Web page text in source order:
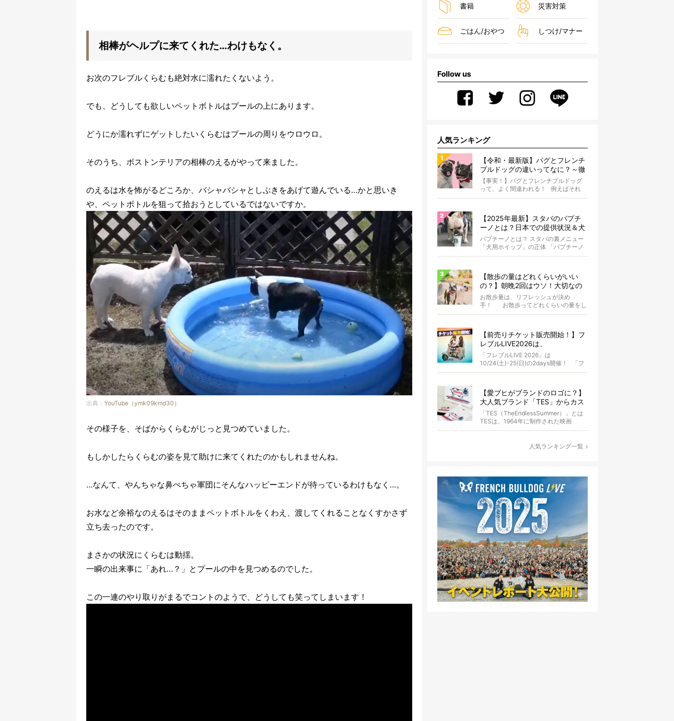
相棒がヘルプに来てくれた…わけもなく。
お次のフレブルくらむも絶対水に濡れたくないよう。
でも、どうしても欲しいペットボトルはプールの上にあります。
どうにか濡れずにゲットしたいくらむはプールの周りをウロウロ。
そのうち、ボストンテリアの相棒のえるがやって来ました。
のえるは水を怖がるどころか、バシャバシャとしぶきをあげて遊んでいる…かと思いき
や、ペットボトルを狙って拾おうとしているではないですか。
出典： YouTube（ymk09kmd30）
その様子を、そばからくらむがじっと見つめていました。
もしかしたらくらむの姿を見て助けに来てくれたのかもしれませんね。
…なんて、やんちゃな鼻ぺちゃ軍団にそんなハッピーエンドが待っているわけもなく…。
お水など余裕なのえるはそのままペットボトルをくわえ、渡してくれることなくすかさず
立ち去ったのです。
まさかの状況にくらむは動揺。
一瞬の出来事に「あれ…？」とプールの中を見つめるのでした。
この一連のやり取りがまるでコントのようで、どうしても笑ってしまいます！
書籍 災害対策
ごはん/おやつ しつけ/マナー
Follow us
人気ランキング
【令和・最新版】パグとフレンチ
ブルドッグの違いってなに？～徹
底解説～
【事実！】パグとフレンチブルドッグ
って、よく間違われる！ 例えばそれ
は、愛ブヒとのお散歩中。 &...
【2025年最新】スタバのパプチ
ーノとは？日本での提供状況＆犬
同伴OK店舗一覧も紹介！
パプチーノとは？ スタバの裏メニュー
「犬用ホイップ」の正体 「パプチーノ
（Puppuccino）」とは、紙コッ...
【散歩の量はどれくらいがいい
の？】朝晩2回はウソ！大切なの
は運動量より「リフレッシュ」〜
お散歩にまつわる疑問FAQつき〜
お散歩量は、リフレッシュが決め
手！ お散歩ってどれくらいの量をし
たらいいのか迷いませんか？ よ...
【前売りチケット販売開始！】フ
レブルLIVE2026は、
10/24(土)-25(日)開催！フレブル
だらけのキャンプ・前夜祭・バス
プランも新登場!?
「フレブルLIVE 2026」は
10/24(土)-25(日)の2days開催！ 「フ
レブルLIV...
【愛ブヒがブランドのロゴに？】
大人気ブランド「TES」からカス
タムオーダーが誕生！
「TES（TheEndlessSummer）」とは
TESは、1964年に制作された映画
『The...
人気ランキング一覧